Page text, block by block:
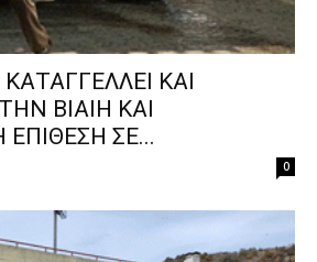
ΚΑΙ
ΒΙΑΙΗ ΚΑΙ
ΣΕ...
0